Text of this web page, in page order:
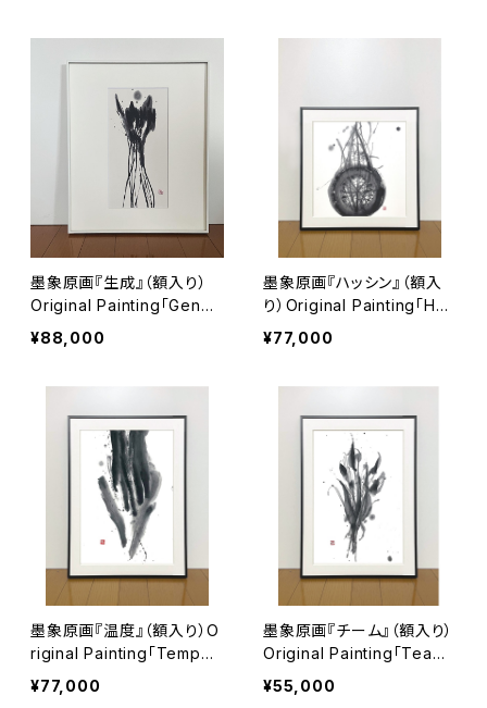
墨象原画『生成』（額入り）
Original Painting「Gener
ate」（Framed）
¥88,000
墨象原画『ハッシン』（額入
り）Original Painting「HA
SSIN」（Framed）
¥77,000
墨象原画『温度』（額入り）O
riginal Painting「Temper
ature」（Framed）
¥77,000
墨象原画『チーム』（額入り）
Original Painting「Team」
（Framed）
¥55,000